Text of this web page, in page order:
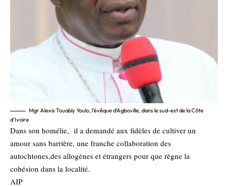
Mgr Alexis Touably Youlo, l’évêque d’Agboville, dans le sud-est de la Côte
d’Ivoire
Dans son homélie, il a demandé aux fidèles de cultiver un
amour sans barrière, une franche collaboration des
autochtones,des allogènes et étrangers pour que règne la
cohésion dans la localité.
AIP